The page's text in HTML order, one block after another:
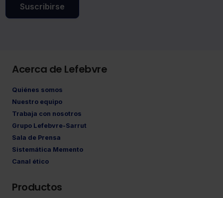
Suscribirse
Acerca de Lefebvre
Quiénes somos
Nuestro equipo
Trabaja con nosotros
Grupo Lefebvre-Sarrut
Sala de Prensa
Sistemática Memento
Canal ético
Productos